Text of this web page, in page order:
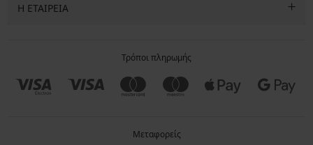
Η ΕΤΑΙΡΕΙΑ
Τρόποι πληρωμής
Μεταφορείς